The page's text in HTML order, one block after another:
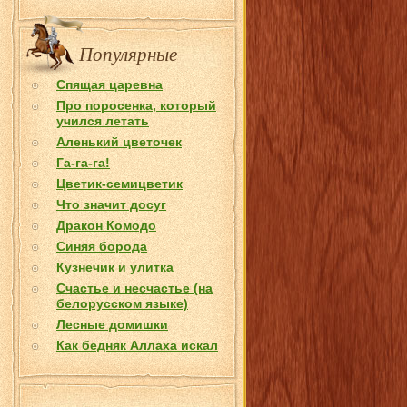
Популярные
Спящая царевна
Про поросенка, который
учился летать
Аленький цветочек
Га-га-га!
Цветик-семицветик
Что значит досуг
Дракон Комодо
Синяя борода
Кузнечик и улитка
Счастье и несчастье (на
белорусском языке)
Лесные домишки
Как бедняк Аллаха искал